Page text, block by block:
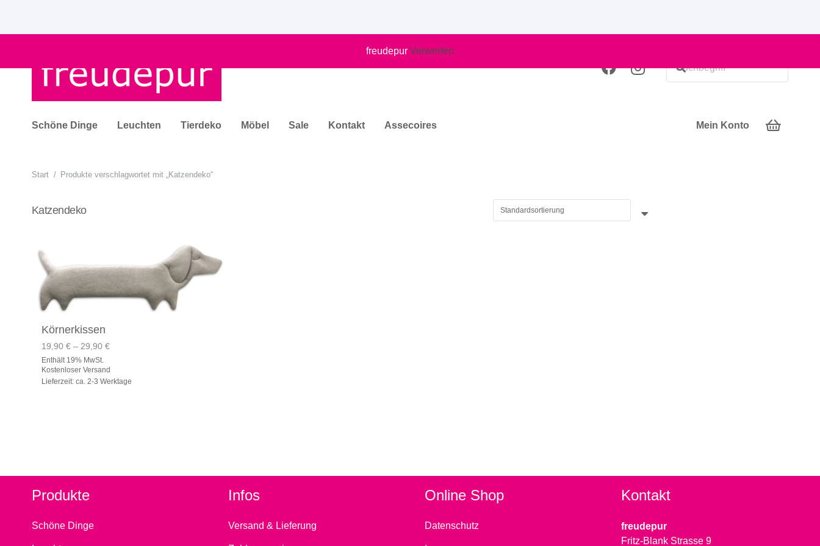
freudepur Verwerfen
Schöne Dinge Leuchten Tierdeko Möbel Sale Kontakt Assecoires Mein Konto
Start / Produkte verschlagwortet mit „Katzendeko“
Katzendeko
Körnerkissen
19,90 € – 29,90 €Preisspanne:
bis
29,90 €
Enthält 19% MwSt.
Kostenloser Versand
Lieferzeit: ca. 2-3 Werktage
Produkte
Schöne Dinge
Infos
Versand & Lieferung
Online Shop
Datenschutz
Kontakt
freudepur
Fritz-Blank Strasse 9